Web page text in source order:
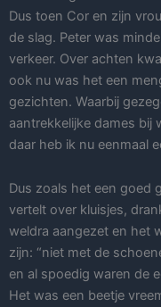
Dus toen Cor en zijn
de slag. Peter was
verkeer. Over achten
ook nu was het een
gezichten. Waarbij
aantrekkelijke dames bij
daar heb ik nu eenmaal
Dus zoals het een goed
vertelt over kluisjes,
weldra aangezet en het
zijn: “niet met de
en al spoedig waren de
Het was een beetje